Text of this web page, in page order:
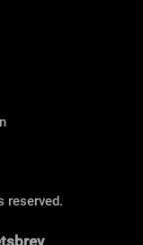
reserved.